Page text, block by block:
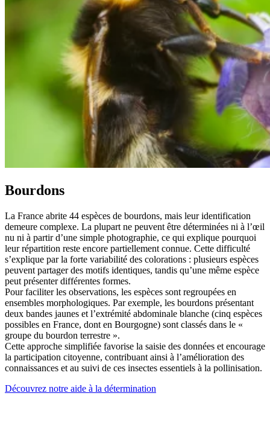
Bourdons
La France abrite 44 espèces de bourdons, mais leur identification
demeure complexe. La plupart ne peuvent être déterminées ni à l’œil
nu ni à partir d’une simple photographie, ce qui explique pourquoi
leur répartition reste encore partiellement connue. Cette difficulté
s’explique par la forte variabilité des colorations : plusieurs espèces
peuvent partager des motifs identiques, tandis qu’une même espèce
peut présenter différentes formes.
Pour faciliter les observations, les espèces sont regroupées en
ensembles morphologiques. Par exemple, les bourdons présentant
deux bandes jaunes et l’extrémité abdominale blanche (cinq espèces
possibles en France, dont en Bourgogne) sont classés dans le «
groupe du bourdon terrestre ».
Cette approche simplifiée favorise la saisie des données et encourage
la participation citoyenne, contribuant ainsi à l’amélioration des
connaissances et au suivi de ces insectes essentiels à la pollinisation.
Découvrez notre aide à la détermination